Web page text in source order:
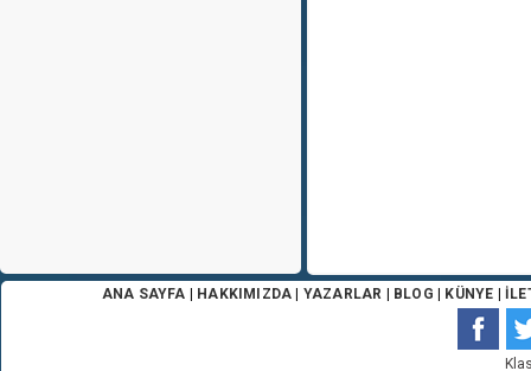
ANA SAYFA HAKKIMIZDA YAZARLAR BLOG KÜNYE